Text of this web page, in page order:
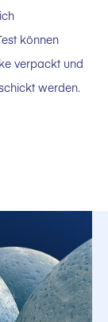
können
verpackt und
werden.